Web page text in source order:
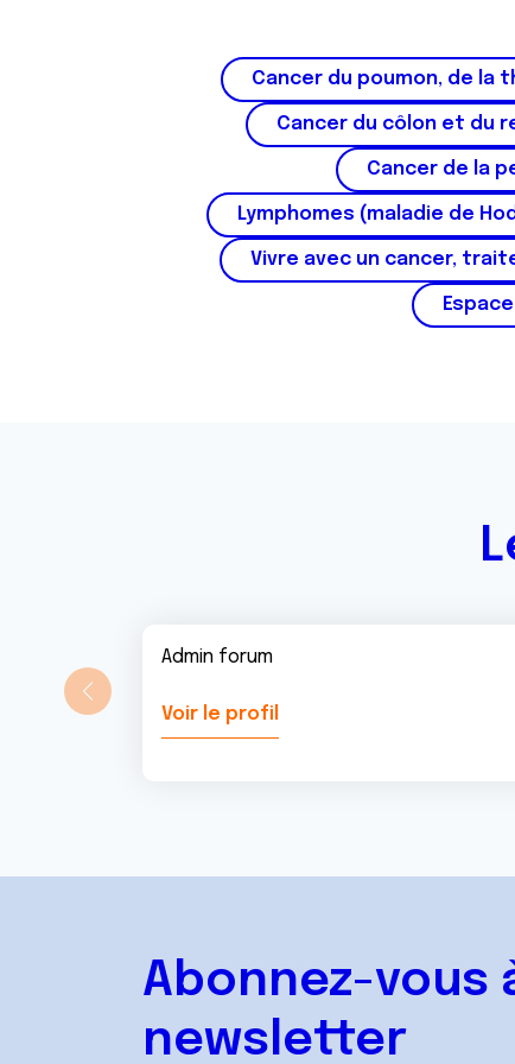
Cancer du poumon, de
Cancer du côlon et du
Cancer de la
Lymphomes (maladie de
Vivre avec un cancer,
Admin forum
Voir le profil
Abonnez-vous
newsletter